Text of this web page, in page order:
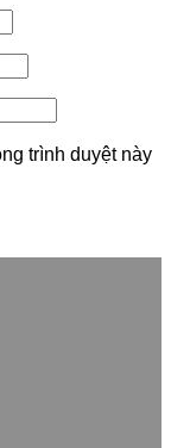
trình duyệt này